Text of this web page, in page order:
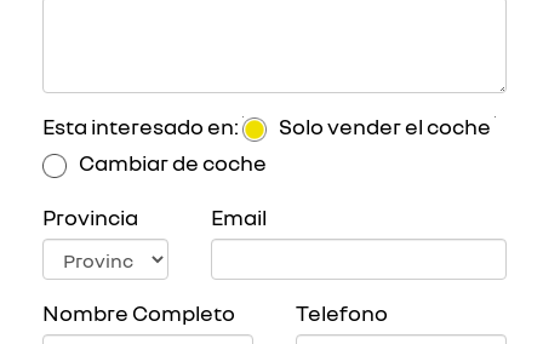
Esta interesado en:
Solo vender el coche
Cambiar de coche
Provincia Email
Nombre Completo Telefono